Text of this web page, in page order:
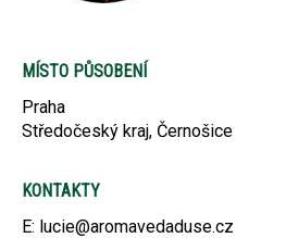
MÍSTO PŮSOBENÍ
Praha
Středočeský kraj, Černošice
KONTAKTY
E: lucie@aromavedaduse.cz